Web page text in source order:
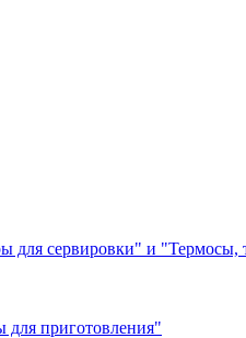
для сервировки" и
для приготовления"